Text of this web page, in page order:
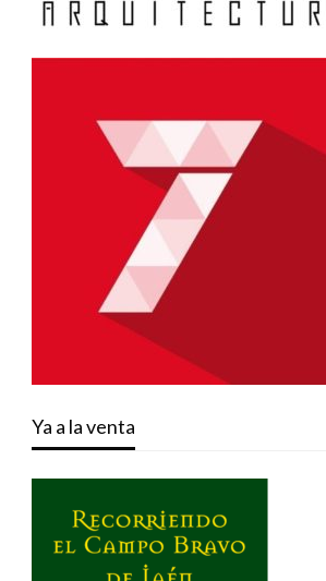
Ya a la venta